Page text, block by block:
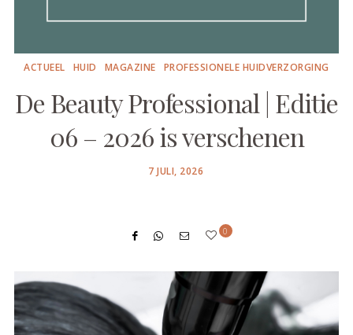
ACTUEEL HUID MAGAZINE PROFESSIONELE HUIDVERZORGING
De Beauty Professional | Editie
06 – 2026 is verschenen
POSTED
7 JULI, 2026
0